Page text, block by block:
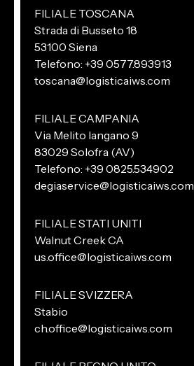
FILIALE TOSCANA
Strada di Busseto 18
53100 Siena
Telefono: +39 0577.893913
toscana@logisticaiws.com
FILIALE CAMPANIA
Via Melito Iangano 9
83029 Solofra (AV)
Telefono: +39 0825.534902
degiaservice@logisticaiws.com
FILIALE STATI UNITI
Walnut Creek CA
us.office@logisticaiws.com
FILIALE SVIZZERA
Stabio
ch.office@logisticaiws.com